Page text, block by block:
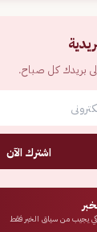
بريدك كل صباح.
اشترك الآن
يجيب من سياق الخبر فقط